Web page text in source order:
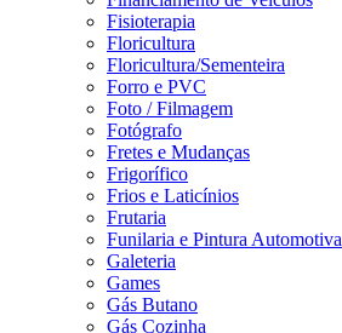
Fisioterapia
Floricultura
Floricultura/Sementeira
Forro e PVC
Foto / Filmagem
Fotógrafo
Fretes e Mudanças
Frigorífico
Frios e Laticínios
Frutaria
Funilaria e Pintura Automotiva
Galeteria
Games
Gás Butano
Gás Cozinha